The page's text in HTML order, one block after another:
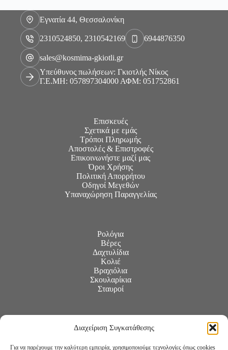
Διαχείριση Συγκατάθεσης
Για να παρέχουμε την καλύτερη εμπειρία, χρησιμοποιούμε τεχνολογίες όπως cookies
Εγνατία 44, Θεσσαλονίκη
2310524850, 2310542169 6944876350
sales@kosmima-gkiotli.gr
Υπεύθυνος πωλήσεων: Γκιοτλής Νίκος
Γ.Ε.ΜΗ: 057897304000 ΑΦΜ: 051752861
Επισκευές
Σχετικά με εμάς
Τρόποι Πληρωμής
Αποστολές & Επιστροφές
Επικοινωνήστε μαζί μας
Όροι Χρήσης
Πολιτική Απορρήτου
Οδηγοί Μεγεθών
Υπαναχώρηση Παραγγελίας
Ρολόγια
Βέρες
Δαχτυλίδια
Κολιέ
Βραχιόλια
Σκουλαρίκια
Σταυροί